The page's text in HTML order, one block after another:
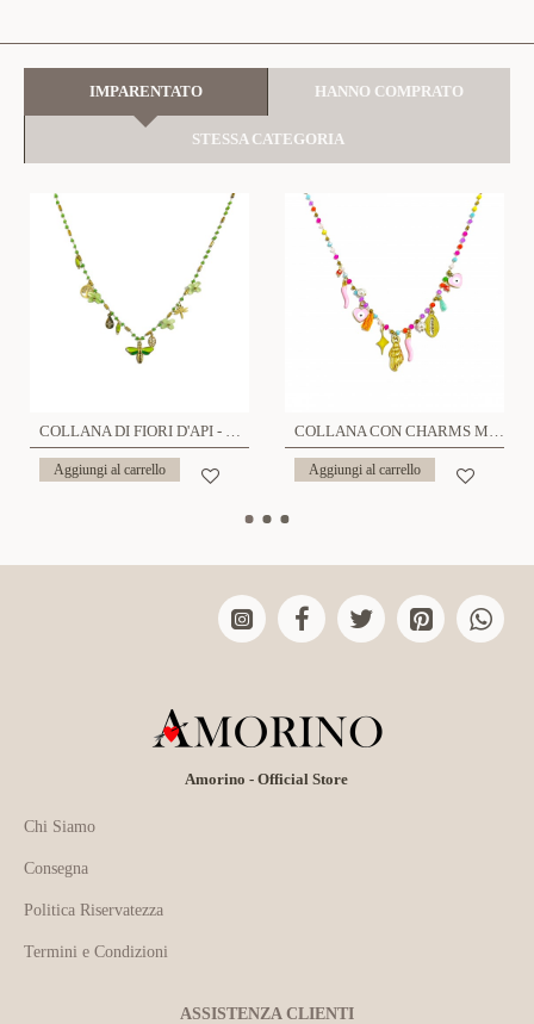
IMPARENTATO HANNO COMPRATO
STESSA CATEGORIA
COLLANA DI FIORI D'API - YNK231344E301 ORO
Aggiungi al carrello
COLLANA CON CHARMS MARE PENDENTI - YNK231344E302 ORO
Aggiungi al carrello
Amorino - Official Store
Chi Siamo
Consegna
Politica Riservatezza
Termini e Condizioni
ASSISTENZA CLIENTI